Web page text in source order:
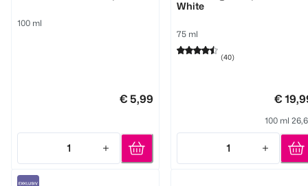
100 ml
€ 5,99
1
Quantity: 1
White
75 ml
(40)
€
100 ml
1
Quantity: 1